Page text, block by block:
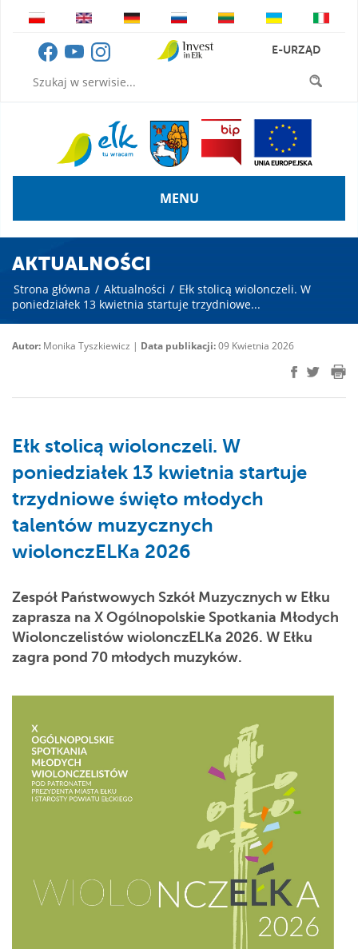
E-URZĄD
MENU
AKTUALNOŚCI
Strona główna / Aktualności / Ełk stolicą wiolonczeli. W
poniedziałek 13 kwietnia startuje trzydniowe...
Autor: Monika Tyszkiewicz | Data publikacji:09 Kwietnia 2026
Ełk stolicą wiolonczeli. W
poniedziałek 13 kwietnia startuje
trzydniowe święto młodych
talentów muzycznych
wiolonczELKa 2026
Zespół Państwowych Szkół Muzycznych w Ełku
zaprasza na X Ogólnopolskie Spotkania Młodych
Wiolonczelistów wiolonczELKa 2026. W Ełku
zagra pond 70 młodych muzyków.